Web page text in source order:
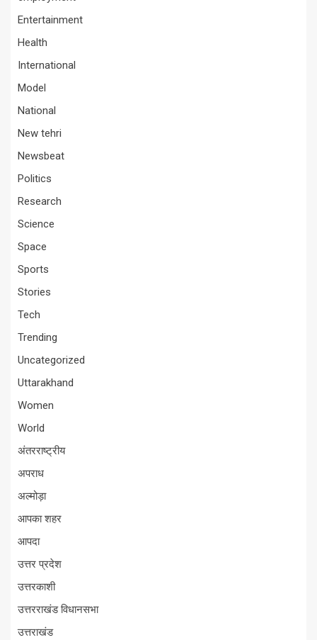
Entertainment
Health
International
Model
National
New tehri
Newsbeat
Politics
Research
Science
Space
Sports
Stories
Tech
Trending
Uncategorized
Uttarakhand
Women
World
अंतरराष्ट्रीय
अपराध
अल्मोड़ा
आपका शहर
आपदा
उत्तर प्रदेश
उत्तरकाशी
उत्तरराखंड विधानसभा
उत्तराखंड